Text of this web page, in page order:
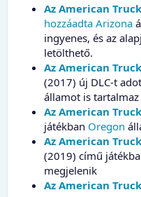
Az American
hozzáadta Arizona
ingyenes, és az
letölthető.
Az American
(2017) új DLC-t
államot is tartalmaz
Az American
játékban Oregon
Az American
(2019) című
megjelenik
Az American